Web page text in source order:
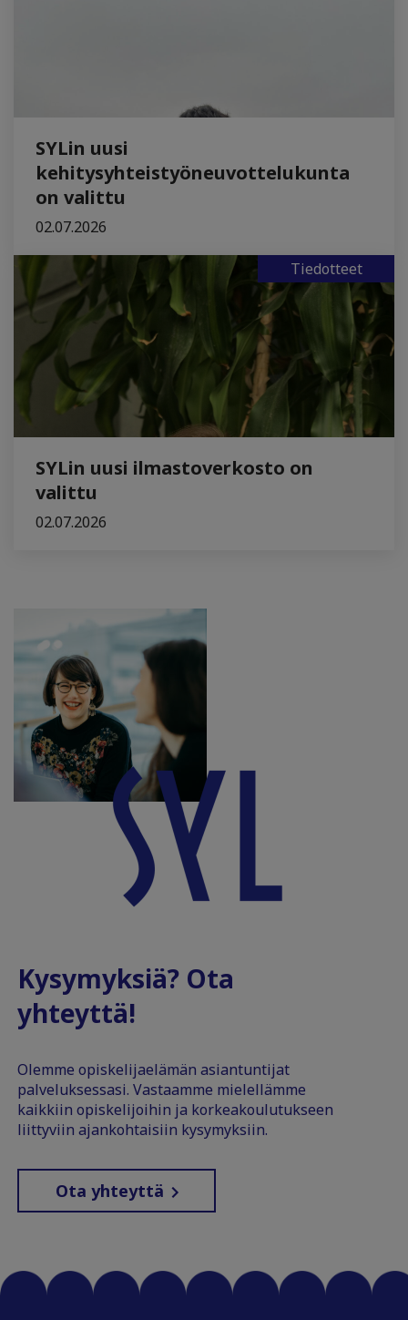
SYLin uusi
kehitysyhteistyöneuvottelukunta
on valittu
02.07.2026
Tiedotteet
SYLin uusi ilmastoverkosto on
valittu
02.07.2026
Kysymyksiä? Ota
yhteyttä!
Olemme opiskelijaelämän asiantuntijat
palveluksessasi. Vastaamme mielellämme
kaikkiin opiskelijoihin ja korkeakoulutukseen
liittyviin ajankohtaisiin kysymyksiin.
Ota yhteyttä